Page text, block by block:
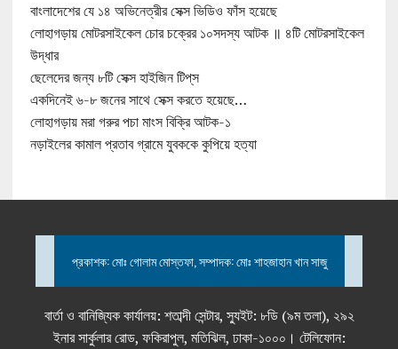
বাংলাদেশের যে ১৪ অভিনেত্রীর সেক্স ভিডিও ফাঁস হয়েছে
লোহাগড়ায় মোটরসাইকেল চোর চক্রের ১০সদস্য আটক ॥ ৪টি মোটরসাইকেল
উদ্ধার
ছেলেদের জন্য ৮টি সেক্স হাইজিন টিপ্‌স
একদিনেই ৬-৮ জনের সাথে সেক্স করতে হয়েছে…
লোহাগড়ায় মরা গরুর পচা মাংস বিক্রি আটক-১
নড়াইলের কামাল প্রতাব গ্রামে যুবককে কুপিয়ে হত্যা
প্রকাশক: মোঃ গোলাম মোস্তফা, সম্পাদক: মোঃ শাহজাহান খান সাজু
বার্তা ও বানিজ্যিক কার্যালয়: শতাব্দী সেন্টার, স্যুইট: ৮ডি (৯ম তলা), ২৯২
ইনার সার্কুলার রোড, ফকিরাপুল, মতিঝিল, ঢাকা-১০০০। টেলিফোন: